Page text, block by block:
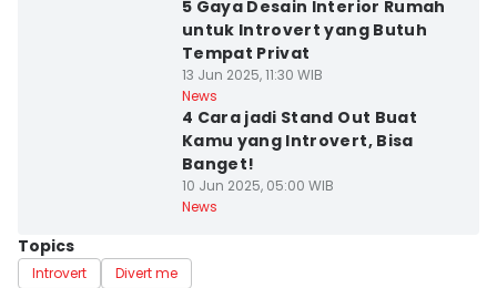
5 Gaya Desain Interior Rumah
untuk Introvert yang Butuh
Tempat Privat
13 Jun 2025, 11:30 WIB
News
4 Cara jadi Stand Out Buat
Kamu yang Introvert, Bisa
Banget!
10 Jun 2025, 05:00 WIB
News
Topics
Introvert Divert me